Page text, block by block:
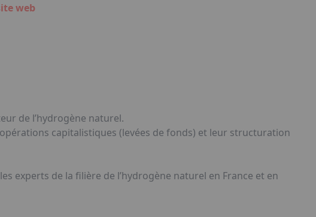
web
de l’hydrogène naturel.
capitalistiques (levées de fonds) et leur structuration
experts de la filière de l’hydrogène naturel en France et en